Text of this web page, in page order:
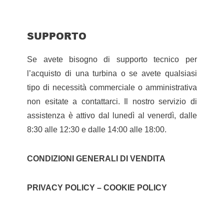
SUPPORTO
Se avete bisogno di supporto tecnico per
l’acquisto di una turbina o se avete qualsiasi
tipo di necessità commerciale o amministrativa
non esitate a contattarci. Il nostro servizio di
assistenza è attivo dal lunedì al venerdì, dalle
8:30 alle 12:30 e dalle 14:00 alle 18:00.
CONDIZIONI GENERALI DI VENDITA
PRIVACY POLICY – COOKIE POLICY